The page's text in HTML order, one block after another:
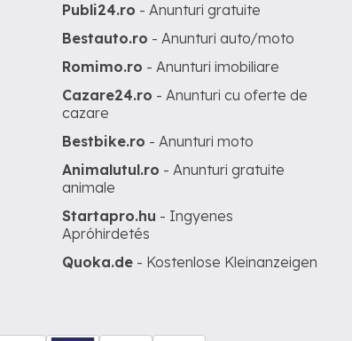
Publi24.ro - Anunturi gratuite
Bestauto.ro - Anunturi auto/moto
Romimo.ro - Anunturi imobiliare
Cazare24.ro - Anunturi cu oferte de
cazare
Bestbike.ro - Anunturi moto
Animalutul.ro - Anunturi gratuite
animale
Startapro.hu - Ingyenes
Apróhirdetés
Quoka.de - Kostenlose Kleinanzeigen